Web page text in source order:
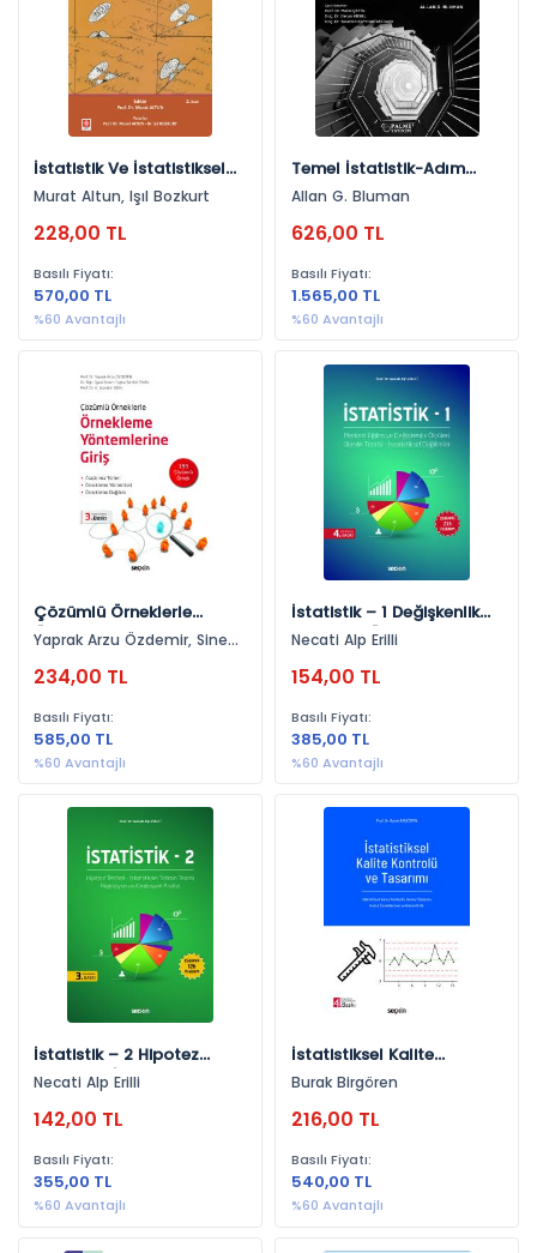
İstatistik Ve İstatistiksel
Yorumlama Teknikleri
Murat Altun
Murat Altun, Işıl Bozkurt
228,00 TL
Basılı Fiyatı:
570,00 TL
%60 Avantajlı
Temel İstatistik-Adım
Adım Yaklaşım
Allan G. Bluman
626,00 TL
Basılı Fiyatı:
1.565,00 TL
%60 Avantajlı
Çözümlü Örneklerle
Örnekleme Yöntemlerine
Giriş Araştırma Türleri –
Örnekleme Yöntemleri
Yaprak Arzu Özdemir, Sinem
Alptekin Esin
234,00 TL
Basılı Fiyatı:
585,00 TL
%60 Avantajlı
İstatistik – 1 Değişkenlik
Ve Eğilim Ölçüleri Olasılık
Teorisi – İstatistiksel
Dağılımlar
Necati Alp Erilli
154,00 TL
Basılı Fiyatı:
385,00 TL
%60 Avantajlı
İstatistik – 2 Hipotez
Testleri – İstatistiksel
Tahmin Teorisi Regresyon
Ve Korelasyon Analizi
Necati Alp Erilli
142,00 TL
Basılı Fiyatı:
355,00 TL
%60 Avantajlı
İstatistiksel Kalite
Kontrolü Ve Tasarımı
İstatistiksel Süreç
Kontrolü, Deney Tasarımı,
Güvenilirlik
Burak Birgören
216,00 TL
Basılı Fiyatı:
540,00 TL
%60 Avantajlı